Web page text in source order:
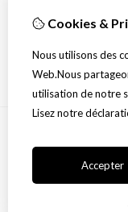
Nous contacter
Plan du site
Cookies &
Nous utilisons des
Web.Nous
utilisation de notre
Lisez notre
Accepter